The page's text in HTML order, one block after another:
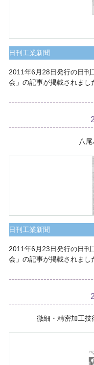
日刊工業新聞
2011年6月28日発行の日
会」の記事が掲載されまし
八
日刊工業新聞
2011年6月23日発行の日
会」の記事が掲載されまし
微細・精密加工